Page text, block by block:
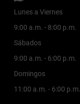
Lunes a Viernes
9:00 a.m. - 8:00 p.m.
Sábados
9:00 a.m. - 6:00 p.m.
Domingos
11:00 a.m. - 6:00 p.m.